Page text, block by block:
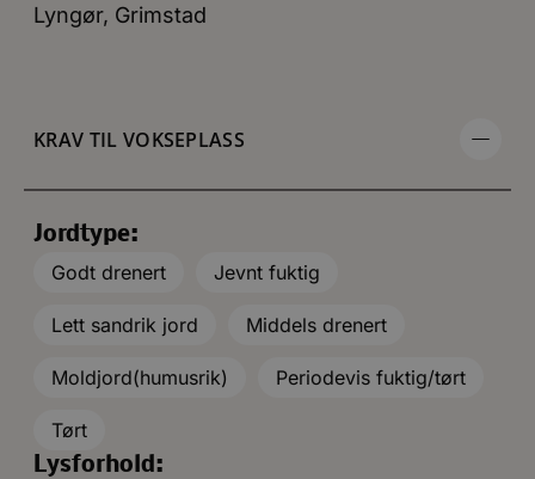
Lyngør, Grimstad
KRAV TIL VOKSEPLASS
Jordtype:
Godt drenert
Jevnt fuktig
Lett sandrik jord Middels drenert
Moldjord(humusrik) Periodevis fuktig/tørt
Tørt
Lysforhold: